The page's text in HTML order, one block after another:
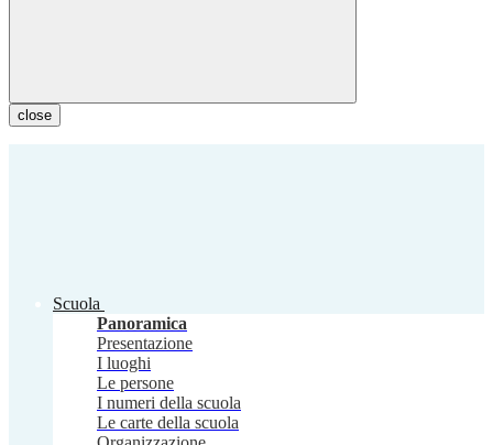
close
Scuola
Panoramica
Presentazione
I luoghi
Le persone
I numeri della scuola
Le carte della scuola